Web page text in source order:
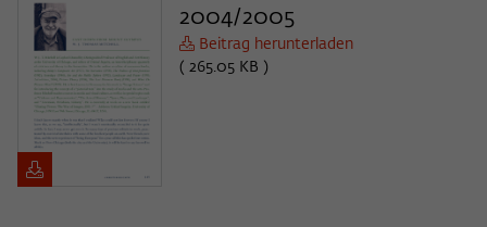
2004/2005
Beitrag herunterladen
( 265.05 KB )